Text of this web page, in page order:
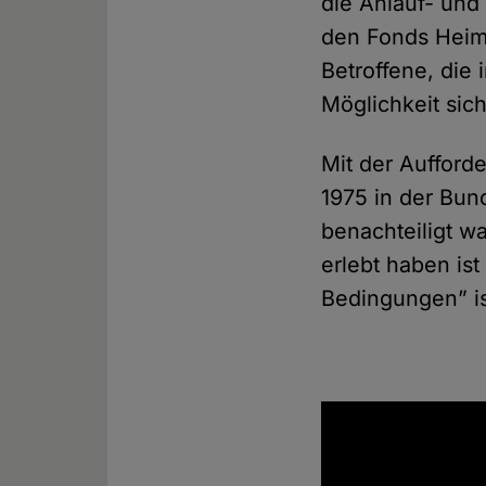
den Fonds
Betroffene, die
Möglichkeit
Mit der
1975 in der
benachteiligt
erlebt haben
Bedingungen”